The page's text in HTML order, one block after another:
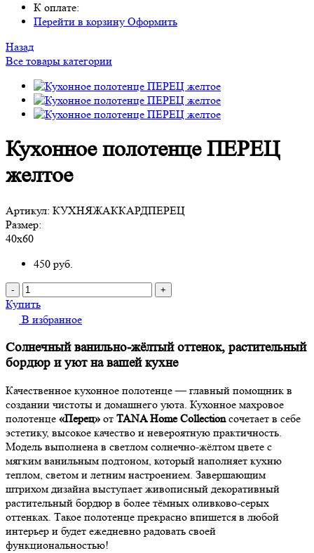
К оплате:
Перейти в корзину Оформить
Назад
Все товары категории
Кухонное полотенце ПЕРЕЦ
желтое
Артикул: КУХНЯЖАККАРДПЕРЕЦ
Размер:
40х60
450 руб.
- +
Купить
В избранное
Солнечный ванильно-жёлтый оттенок, растительный
бордюр и уют на вашей кухне
Качественное кухонное полотенце — главный помощник в
создании чистоты и домашнего уюта. Кухонное махровое
полотенце «Перец» от TANA Home Collectionсочетает в себе
эстетику, высокое качество и невероятную практичность.
Модель выполнена в светлом солнечно-жёлтом цвете с
мягким ванильным подтоном, который наполняет кухню
теплом, светом и летним настроением. Завершающим
штрихом дизайна выступает живописный декоративный
растительный бордюр в более тёмных оливково-серых
оттенках. Такое полотенце прекрасно впишется в любой
интерьер и будет ежедневно радовать своей
функциональностью!